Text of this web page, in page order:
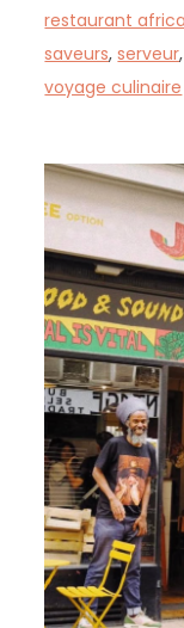
restaurant
saveurs,serveur
voyage culinaire